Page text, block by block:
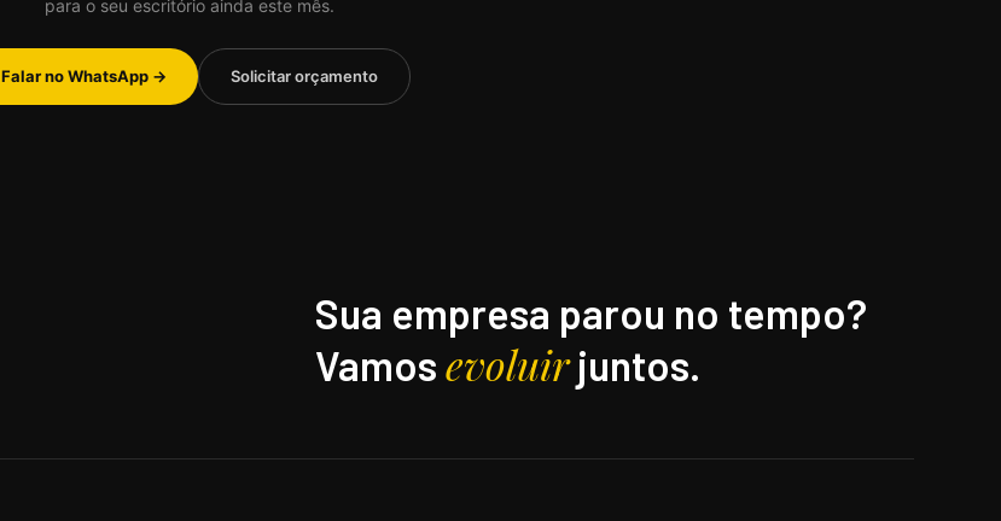
para o seu escritório ainda este mês.
Falar no WhatsApp → Solicitar orçamento
Sua empresa parou no tempo?
Vamosevoluirjuntos.